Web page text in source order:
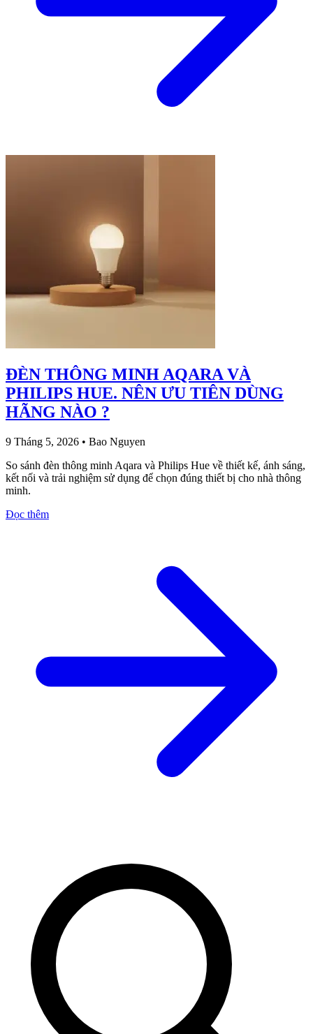
ĐÈN THÔNG MINH AQARA VÀ
PHILIPS HUE. NÊN ƯU TIÊN DÙNG
HÃNG NÀO ?
9 Tháng 5, 2026 • Bao Nguyen
So sánh đèn thông minh Aqara và Philips Hue về thiết kế, ánh sáng,
kết nối và trải nghiệm sử dụng để chọn đúng thiết bị cho nhà thông
minh.
Đọc thêm